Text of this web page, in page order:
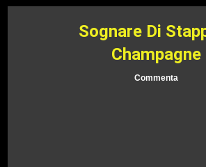
Sognare Di
Champagne
Commenta